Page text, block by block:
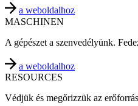
a weboldalhoz
MASCHINEN
A gépészet a szenvedélyünk.
a weboldalhoz
RESOURCES
Védjük és megőrizzük az